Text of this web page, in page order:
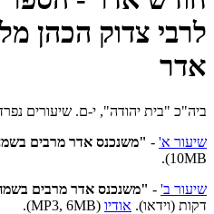
לרבי צדוק הכהן
אדר
ביה"כ "בית יהודה", י-ם. שיעורים
שיעור א' - "משנכנס אדר מרבים
10MB).
שיעור ב' - "משנכנס אדר מרבים
דקות (וידאו). אודיו (MP3, 6MB).